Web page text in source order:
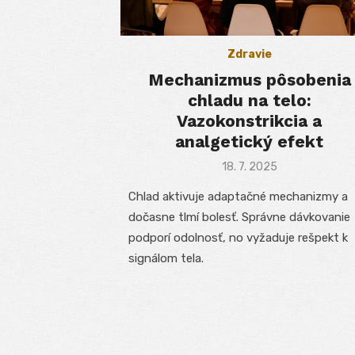
Zdravie
Mechanizmus pôsobenia
chladu na telo:
Vazokonstrikcia a
analgetický efekt
Posted
18. 7. 2025
Chlad aktivuje adaptačné mechanizmy a
dočasne tlmí bolesť. Správne dávkovanie
podporí odolnosť, no vyžaduje rešpekt k
signálom tela.